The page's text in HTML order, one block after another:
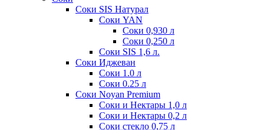
Соки SIS Натурал
Соки YAN
Соки 0,930 л
Соки 0,250 л
Соки SIS 1,6 л.
Соки Иджеван
Соки 1.0 л
Соки 0.25 л
Соки Noyan Premium
Соки и Нектары 1,0 л
Соки и Нектары 0,2 л
Соки стекло 0,75 л